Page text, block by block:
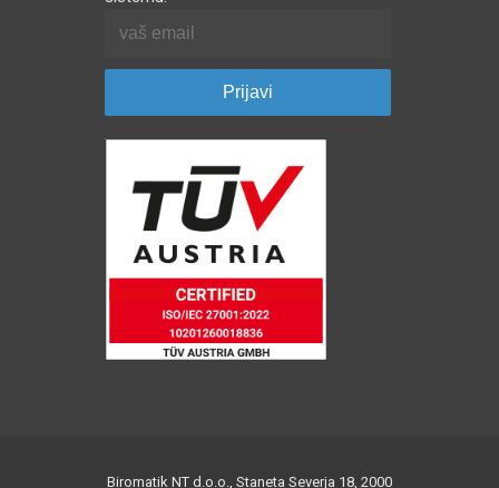
Biromatik NT d.o.o., Staneta Severja 18, 2000